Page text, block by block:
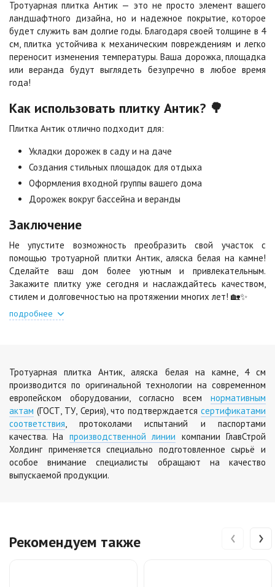
Цена по запросу Цена по запросу
Сорренто
Цена по запросу
Степь
Цена по запросу
Цена по запросу
Хаски
Цена по запросу
Черная
Цена по запросу Цена по запросу
Цена по запросу
Яшма
Цена по запросу
Тротуарная плитка Антик — это не просто элемент вашего
ландшафтного дизайна, но и надежное покрытие, которое
будет служить вам долгие годы. Благодаря своей толщине в 4
см, плитка устойчива к механическим повреждениям и легко
переносит изменения температуры. Ваша дорожка, площадка
или веранда будут выглядеть безупречно в любое время
года!
Как использовать плитку Антик? 🌳
Плитка Антик отлично подходит для:
Укладки дорожек в саду и на даче
Создания стильных площадок для отдыха
Оформления входной группы вашего дома
Дорожек вокруг бассейна и веранды
Заключение
Не упустите возможность преобразить свой участок с
помощью тротуарной плитки Антик, аляска белая на камне!
Сделайте ваш дом более уютным и привлекательным.
Закажите плитку уже сегодня и наслаждайтесь качеством,
стилем и долговечностью на протяжении многих лет! 🏡✨
подробнее
Тротуарная плитка Антик, аляска белая на камне, 4 см
производится по оригинальной технологии на современном
европейском оборудовании, согласно всем нормативным
актам (ГОСТ, ТУ, Серия), что подтверждается сертификатами
соответствия , протоколами испытаний и паспортами
качества. На производственной линии компании ГлавСтрой
Холдинг применяется специально подготовленное сырьё и
особое внимание специалисты обращают на качество
выпускаемой продукции.
Рекомендуем также ‹ ›